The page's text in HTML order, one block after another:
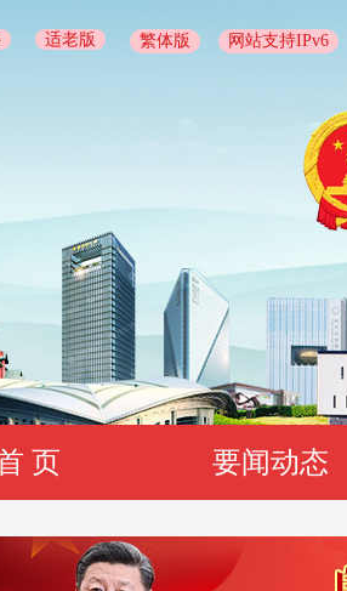
适老版 繁体版 网站支持IPv6
页 要闻动态